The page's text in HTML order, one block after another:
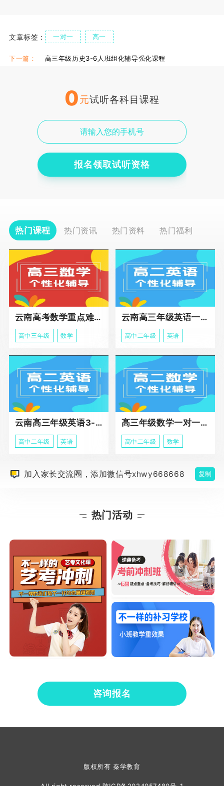
文章标签： 一对一 高一
下一篇： 高三年级历史3-6人班组化辅导强化课程
0元试听各科目课程
报名领取试听资格
热门课程 热门资讯 热门资料 热门福利
云南高考数学重点难点冲刺班
高中三年级 数学
云南高三年级英语一对一个性化辅导基础课程
高中二年级 英语
云南高三年级英语3-5人班组化辅导强化
高中二年级 英语
高三年级数学一对一高阶辅导冲刺课程
高中二年级 数学
加入家长交流圈，添加微信号xhwy668668 复制
热门活动
咨询报名
版权所有 秦学教育